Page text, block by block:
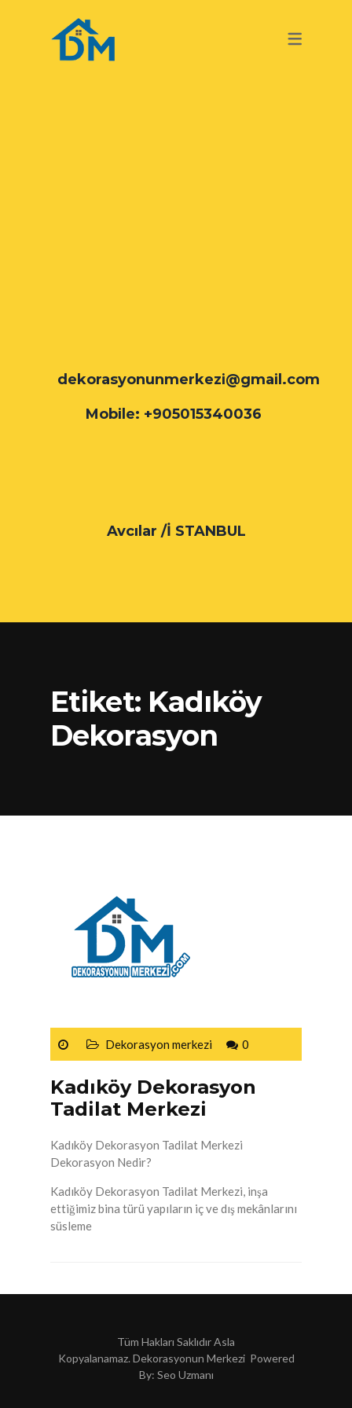
TURKISH
dekorasyonunmerkezi@gmail.com
Mobile: +905015340036
Avcılar /İ STANBUL
Etiket: Kadıköy
Dekorasyon
Dekorasyon merkezi 0
Kadıköy Dekorasyon
Tadilat Merkezi
Kadıköy Dekorasyon Tadilat Merkezi
Dekorasyon Nedir?
Kadıköy Dekorasyon Tadilat Merkezi, inşa
ettiğimiz bina türü yapıların iç ve dış mekânlarını
süsleme
Tüm Hakları Saklıdır Asla
Kopyalanamaz. Dekorasyonun Merkezi Powered
By: Seo Uzmanı